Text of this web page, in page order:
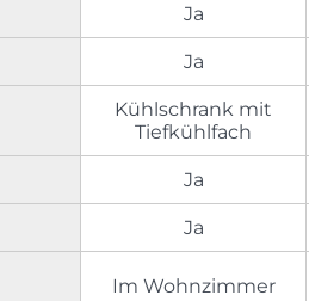
Ja
Ja
Kühlschrank mit
Tiefkühlfach
Ja
Ja
Im Wohnzimmer